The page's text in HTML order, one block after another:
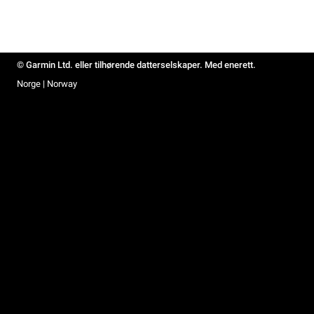
© Garmin Ltd. eller tilhørende datterselskaper. Med enerett.
Norge | Norway